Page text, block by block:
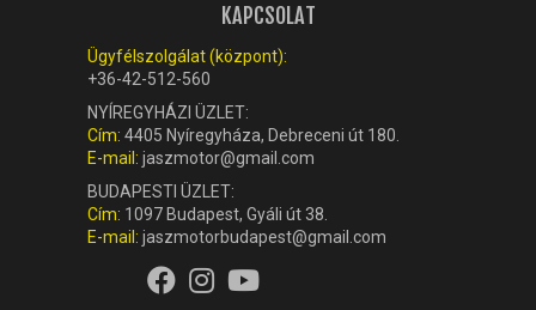
KAPCSOLAT
Ügyfélszolgálat (központ):
+36-42-512-560
NYÍREGYHÁZI ÜZLET:
Cím: 4405 Nyíregyháza, Debreceni út 180.
E-mail: jaszmotor@gmail.com
BUDAPESTI ÜZLET:
Cím: 1097 Budapest, Gyáli út 38.
E-mail: jaszmotorbudapest@gmail.com